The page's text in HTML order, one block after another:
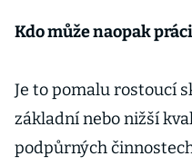
Kdo může naopak
Je to pomalu rostoucí
základní nebo nižší
podpůrných